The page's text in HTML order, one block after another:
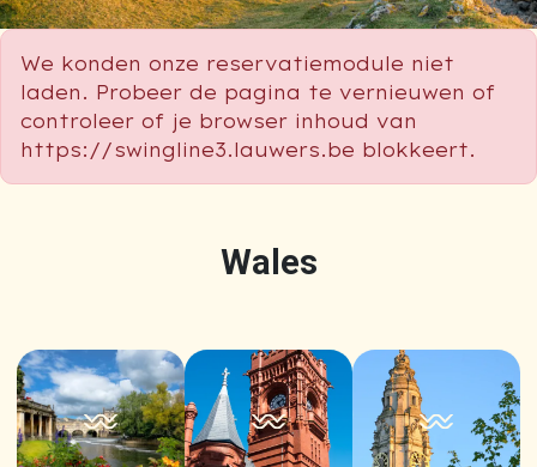
We konden onze reservatiemodule niet
laden. Probeer de pagina te vernieuwen of
controleer of je browser inhoud van
https://swingline3.lauwers.be blokkeert.
Wales